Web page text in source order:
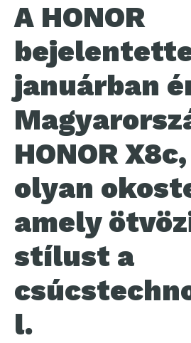
A HONOR
januárban
HONOR
olyan
amely
stílust a
l.